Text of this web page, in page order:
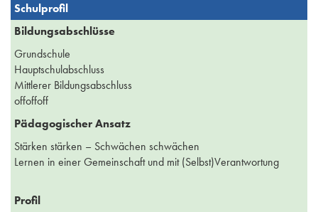
Schulprofil
Bildungsabschlüsse
Grundschule
Hauptschulabschluss
Mittlerer Bildungsabschluss
offoffoff
Pädagogischer Ansatz
Stärken stärken – Schwächen schwächen
Lernen in einer Gemeinschaft und mit (Selbst)Verantwortung
Profil